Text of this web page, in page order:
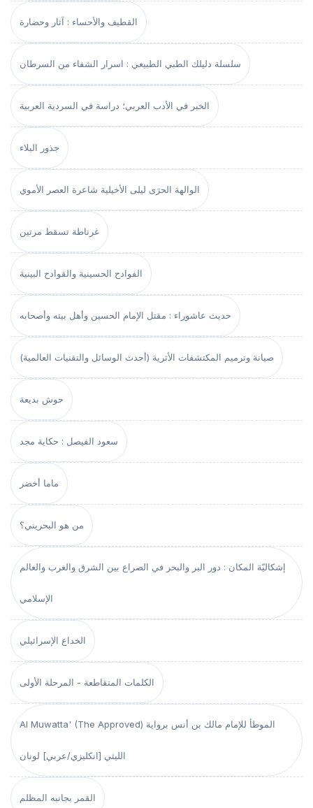
القطيف والأحساء : آثار وحضارة
سلسلة دليلك الطبي الطبيعي : اسرار الشفاء من السرطان
الخبر في الأدب العربي؛ دراسة في السردية العربية
جذور البلاء
الوالهة الحرَى ليلى الأخيلية شاعرة العصر الأموي
غرناطة تسقط مرتين
الفوادح الحسينية والقوادح البينية
حديث عاشوراء : مقتل الإمام الحسين وأهل بيته وأصحابه
صيانة وترميم المكتشفات الأثرية (أحدث الوسائل والتقنيات العالمية)
حوش بديعة
سعود الفيصل : حكاية مجد
ماما أخضر
من هو البحريني؟
إشكاليّة المكان : دور البر والبحر في الصراع بين الشرق والغرب والعالم
الإسلامي
الخداع الإسرائيلي
الكلمات المتقاطعة - المرحلة الأولى
Al Muwatta' (The Approved) الموطأ للإمام مالك بن أنس برواية
الليثي [انكليزي/عربي] لونان
القمر بجانبه المظلم